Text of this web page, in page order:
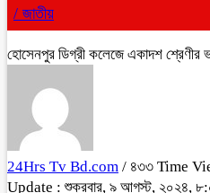
/ জাতীয়
হোসেনপুর ডিগ্রী কলেজে একাদশ শ্রেণীর
24Hrs Tv Bd.com / ৪৩৩ Time
Update : শুক্রবার, ৯ আগস্ট, ২০২৪,